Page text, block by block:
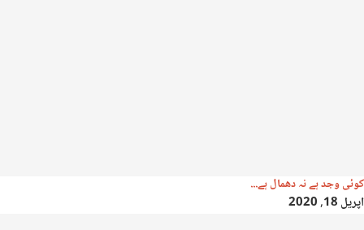
کوئی وجد ہے نہ دھمال ہے...
اپریل 18, 2020